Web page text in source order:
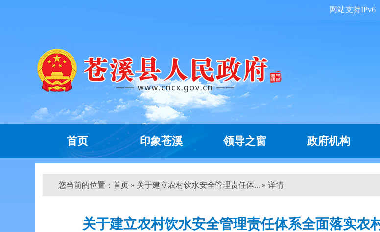
网站支持IPv6
首页 印象苍溪 领导之窗 政府机构
您当前的位置： 首页 » 关于建立农村饮水安全管理责任体... » 详情
关于建立农村饮水安全管理责任体系全面落实农